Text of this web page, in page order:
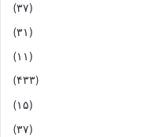
(۳۷)
(۳۱)
(۱۱)
(۴۳۳)
(۱۵)
(۳۷)